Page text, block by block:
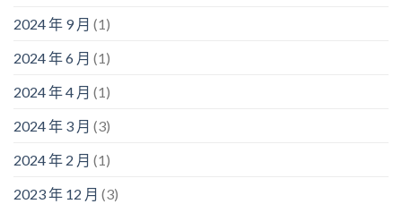
2024 年 9 月 (1)
2024 年 6 月 (1)
2024 年 4 月 (1)
2024 年 3 月 (3)
2024 年 2 月 (1)
2023 年 12 月 (3)